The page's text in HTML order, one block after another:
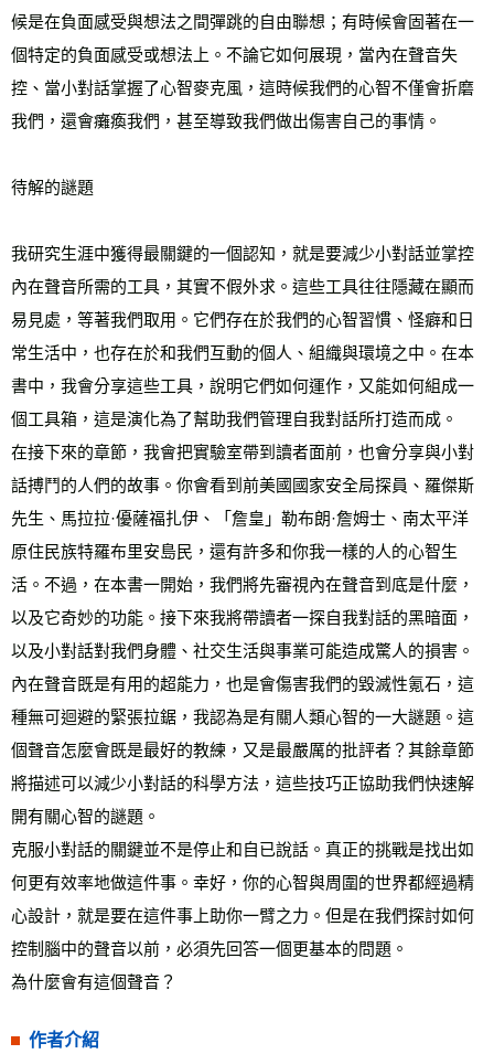
候是在負面感受與想法之間彈跳的自由聯想；有時候會固著在一
個特定的負面感受或想法上。不論它如何展現，當內在聲音失
控、當小對話掌握了心智麥克風，這時候我們的心智不僅會折磨
我們，還會癱瘓我們，甚至導致我們做出傷害自己的事情。
待解的謎題
我研究生涯中獲得最關鍵的一個認知，就是要減少小對話並掌控
內在聲音所需的工具，其實不假外求。這些工具往往隱藏在顯而
易見處，等著我們取用。它們存在於我們的心智習慣、怪癖和日
常生活中，也存在於和我們互動的個人、組織與環境之中。在本
書中，我會分享這些工具，說明它們如何運作，又能如何組成一
個工具箱，這是演化為了幫助我們管理自我對話所打造而成。
在接下來的章節，我會把實驗室帶到讀者面前，也會分享與小對
話搏鬥的人們的故事。你會看到前美國國家安全局探員、羅傑斯
先生、馬拉拉·優薩福扎伊、「詹皇」勒布朗·詹姆士、南太平洋
原住民族特羅布里安島民，還有許多和你我一樣的人的心智生
活。不過，在本書一開始，我們將先審視內在聲音到底是什麼，
以及它奇妙的功能。接下來我將帶讀者一探自我對話的黑暗面，
以及小對話對我們身體、社交生活與事業可能造成驚人的損害。
內在聲音既是有用的超能力，也是會傷害我們的毀滅性氪石，這
種無可迴避的緊張拉鋸，我認為是有關人類心智的一大謎題。這
個聲音怎麼會既是最好的教練，又是最嚴厲的批評者？其餘章節
將描述可以減少小對話的科學方法，這些技巧正協助我們快速解
開有關心智的謎題。
克服小對話的關鍵並不是停止和自已說話。真正的挑戰是找出如
何更有效率地做這件事。幸好，你的心智與周圍的世界都經過精
心設計，就是要在這件事上助你一臂之力。但是在我們探討如何
控制腦中的聲音以前，必須先回答一個更基本的問題。
為什麼會有這個聲音？
作者介紹